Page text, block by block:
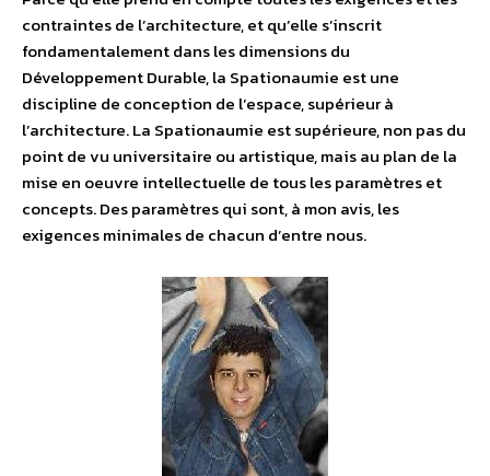
contraintes de l’architecture, et qu’elle s’inscrit
fondamentalement dans les dimensions du
Développement Durable, la Spationaumie est une
discipline de conception de l’espace, supérieur à
l’architecture. La Spationaumie est supérieure, non pas du
point de vu universitaire ou artistique, mais au plan de la
mise en oeuvre intellectuelle de tous les paramètres et
concepts. Des paramètres qui sont, à mon avis, les
exigences minimales de chacun d’entre nous.